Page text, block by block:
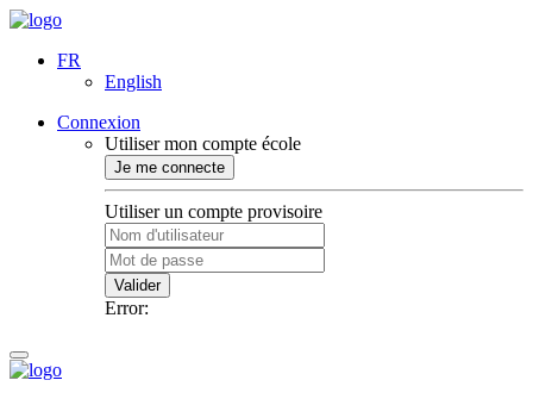
FR
English
Connexion
Utiliser mon compte école
Je me connecte
Utiliser un compte provisoire
Valider
Error: